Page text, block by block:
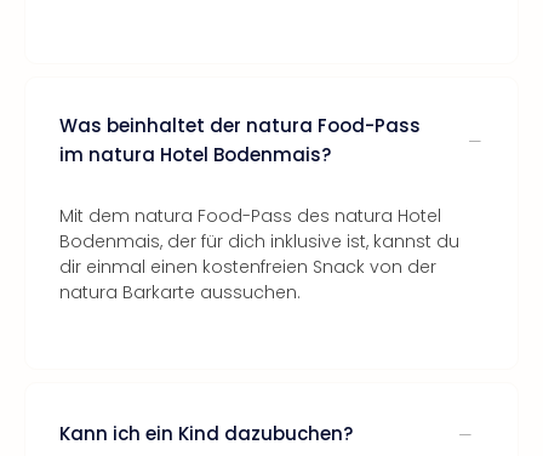
Was beinhaltet der natura Food-Pass
im natura Hotel Bodenmais?
Mit dem natura Food-Pass des natura Hotel
Bodenmais, der für dich inklusive ist, kannst du
dir einmal einen kostenfreien Snack von der
natura Barkarte aussuchen.
Kann ich ein Kind dazubuchen?